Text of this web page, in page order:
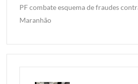
PF combate esquema de fraudes
Maranhão